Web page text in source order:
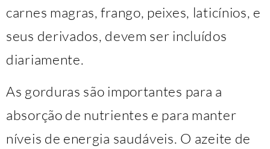
carnes magras, frango, peixes, laticínios, e
seus derivados, devem ser incluídos
diariamente.
As gorduras são importantes para a
absorção de nutrientes e para manter
níveis de energia saudáveis. O azeite de